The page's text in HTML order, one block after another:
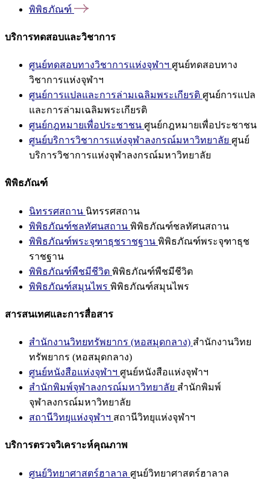
พิพิธภัณฑ์
บริการทดสอบและวิชาการ
ศูนย์ทดสอบทางวิชาการแห่งจุฬาฯ ศูนย์ทดสอบทาง
วิชาการแห่งจุฬาฯ
ศูนย์การแปลและการล่ามเฉลิมพระเกียรติ ศูนย์การแปล
และการล่ามเฉลิมพระเกียรติ
ศูนย์กฎหมายเพื่อประชาชน ศูนย์กฎหมายเพื่อประชาชน
ศูนย์บริการวิชาการแห่งจุฬาลงกรณ์มหาวิทยาลัย ศูนย์
บริการวิชาการแห่งจุฬาลงกรณ์มหาวิทยาลัย
พิพิธภัณฑ์
นิทรรศสถาน นิทรรศสถาน
พิพิธภัณฑ์ชลทัศนสถาน พิพิธภัณฑ์ชลทัศนสถาน
พิพิธภัณฑ์พระจุฑาธุชราชฐาน พิพิธภัณฑ์พระจุฑาธุช
ราชฐาน
พิพิธภัณฑ์พืชมีชีวิต พิพิธภัณฑ์พืชมีชีวิต
พิพิธภัณฑ์สมุนไพร พิพิธภัณฑ์สมุนไพร
สารสนเทศและการสื่อสาร
สำนักงานวิทยทรัพยากร (หอสมุดกลาง) สำนักงานวิทย
ทรัพยากร (หอสมุดกลาง)
ศูนย์หนังสือแห่งจุฬาฯ ศูนย์หนังสือแห่งจุฬาฯ
สำนักพิมพ์จุฬาลงกรณ์มหาวิทยาลัย สำนักพิมพ์
จุฬาลงกรณ์มหาวิทยาลัย
สถานีวิทยุแห่งจุฬาฯ สถานีวิทยุแห่งจุฬาฯ
บริการตรวจวิเคราะห์คุณภาพ
ศูนย์วิทยาศาสตร์ฮาลาล ศูนย์วิทยาศาสตร์ฮาลาล